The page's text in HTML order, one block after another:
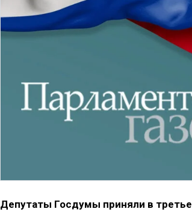
Депутаты Госдумы приняли в